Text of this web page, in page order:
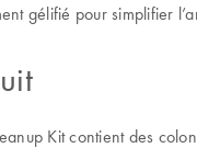
gélifié pour simplifier
Kit contient des